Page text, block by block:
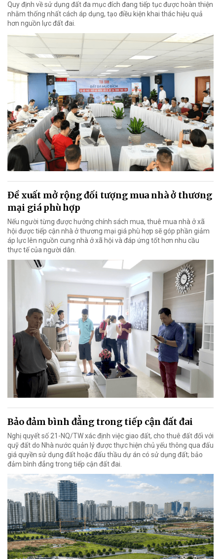
Quy định về sử dụng đất đa mục đích đang tiếp tục được hoàn thiện
nhằm thống nhất cách áp dụng, tạo điều kiện khai thác hiệu quả
hơn nguồn lực đất đai.
Đề xuất mở rộng đối tượng mua nhà ở thương
mại giá phù hợp
Nếu người từng được hưởng chính sách mua, thuê mua nhà ở xã
hội được tiếp cận nhà ở thương mại giá phù hợp sẽ góp phần giảm
áp lực lên nguồn cung nhà ở xã hội và đáp ứng tốt hơn nhu cầu
thực tế của người dân.
Bảo đảm bình đẳng trong tiếp cận đất đai
Nghị quyết số 21-NQ/TW xác định việc giao đất, cho thuê đất đối với
quỹ đất do Nhà nước quản lý được thực hiện chủ yếu thông qua đấu
giá quyền sử dụng đất hoặc đấu thầu dự án có sử dụng đất; bảo
đảm bình đẳng trong tiếp cận đất đai.